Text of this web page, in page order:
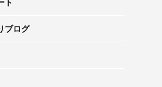
ト
ブログ